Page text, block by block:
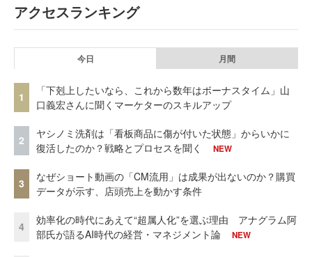
アクセスランキング
今日 月間
1
「下剋上したいなら、これから数年はボーナスタイム」山
口義宏さんに聞くマーケターのスキルアップ
2
ヤシノミ洗剤は「看板商品に傷が付いた状態」からいかに
復活したのか？戦略とプロセスを聞く
NEW
3
なぜショート動画の「CM流用」は成果が出ないのか？購買
データが示す、店頭売上を動かす条件
4
効率化の時代にあえて“超属人化”を選ぶ理由 アナグラム阿
部氏が語るAI時代の経営・マネジメント論
NEW